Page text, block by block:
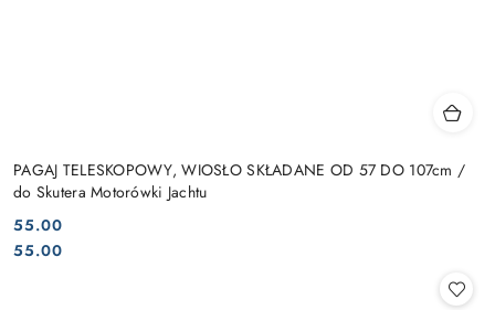
PAGAJ TELESKOPOWY, WIOSŁO SKŁADANE OD 57 DO 107cm /
do Skutera Motorówki Jachtu
Cena:
55.00
Cena:
55.00